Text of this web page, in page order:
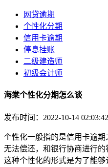
网贷逾期
个性化分期
信用卡逾期
停息挂账
二级建造师
初级会计师
海棠个性化分期怎么谈
发布时间：2022-10-14 02:03:42
个性化一般指的是信用卡逾
无法偿还，和银行协商进行的
这种个性化的形式是为了能够